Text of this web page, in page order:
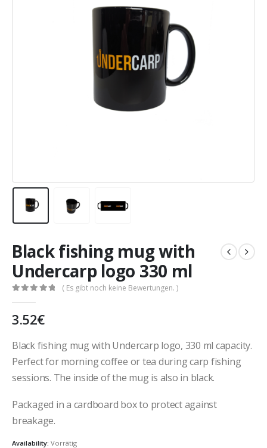
Black fishing mug with
Undercarp logo 330 ml
( Es gibt noch keine Bewertungen. )
3.52€
Black fishing mug with Undercarp logo, 330 ml capacity.
Perfect for morning coffee or tea during carp fishing
sessions. The inside of the mug is also in black.
Packaged in a cardboard box to protect against
breakage.
Availability: Vorrätig